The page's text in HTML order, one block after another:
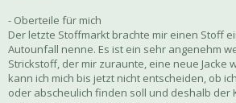
- Oberteile für mich
Der letzte Stoffmarkt brachte mir einen Stoff
Autounfall nenne. Es ist ein sehr angenehm
Strickstoff, der mir zuraunte, eine neue Jacke
kann ich mich bis jetzt nicht entscheiden, ob
oder abscheulich finden soll und deshalb der